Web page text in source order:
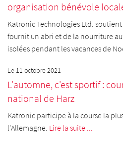
organisation bénévole
Katronic Technologies Ltd.
fournit un abri et de la nourriture
isolées pendant les vacances de
Le 11 octobre 2021
L'automne, c'est sportif :
national de Harz
Katronic participe à la course la
l'Allemagne. Lire la suite ...